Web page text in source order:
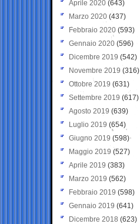
Aprile 2020 (643)
Marzo 2020 (437)
Febbraio 2020 (593)
Gennaio 2020 (596)
Dicembre 2019 (542)
Novembre 2019 (316)
Ottobre 2019 (631)
Settembre 2019 (617)
Agosto 2019 (639)
Luglio 2019 (654)
Giugno 2019 (598)
Maggio 2019 (527)
Aprile 2019 (383)
Marzo 2019 (562)
Febbraio 2019 (598)
Gennaio 2019 (641)
Dicembre 2018 (623)